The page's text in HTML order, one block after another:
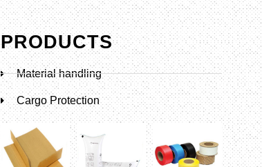
PRODUCTS
Material handling
Cargo Protection